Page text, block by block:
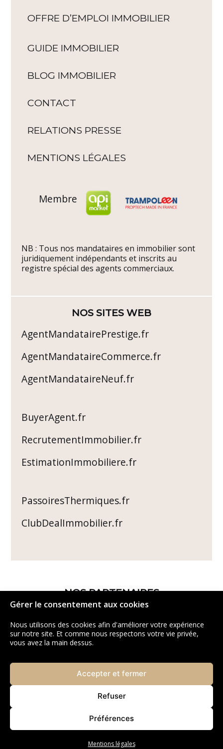
Gérer le consentement aux cookies
Nous utilisons des cookies afin d'améliorer votre expérience
sur notre site. Et comme nous respectons votre vie privée,
vous avez la main dessus.
Accepter et fermer
Refuser
Préférences
Mentions légales
OFFRE D’EMPLOI IMMOBILIER
GUIDE IMMOBILIER
BLOG IMMOBILIER
CONTACT
RELATIONS PRESSE
MENTIONS LÉGALES
Membre
NB : Tous nos mandataires en immobilier sont
juridiquement indépendants et inscrits au
registre spécial des agents commerciaux.
NOS SITES WEB
AgentMandatairePrestige.fr
AgentMandataireCommerce.fr
AgentMandataireNeuf.fr
BuyerAgent.fr
RecrutementImmobilier.fr
EstimationImmobiliere.fr
PassoiresThermiques.fr
ClubDealImmobilier.fr
NOS PARTENAIRES